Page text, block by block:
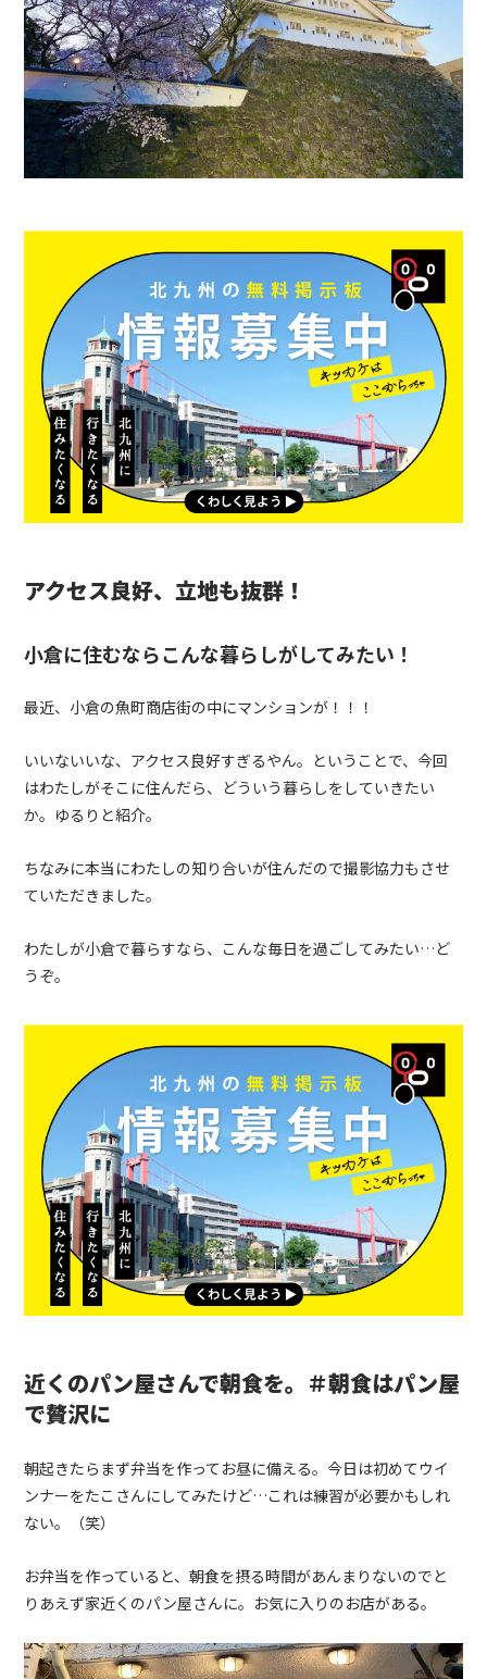
アクセス良好、立地も抜群！
小倉に住むならこんな暮らしがしてみたい！
最近、小倉の魚町商店街の中にマンションが！！！
いいないいな、アクセス良好すぎるやん。ということで、今回
はわたしがそこに住んだら、どういう暮らしをしていきたい
か。ゆるりと紹介。
ちなみに本当にわたしの知り合いが住んだので撮影協力もさせ
ていただきました。
わたしが小倉で暮らすなら、こんな毎日を過ごしてみたい…ど
うぞ。
近くのパン屋さんで朝食を。＃朝食はパン屋
で贅沢に
朝起きたらまず弁当を作ってお昼に備える。今日は初めてウイ
ンナーをたこさんにしてみたけど…これは練習が必要かもしれ
ない。（笑）
お弁当を作っていると、朝食を摂る時間があんまりないのでと
りあえず家近くのパン屋さんに。お気に入りのお店がある。